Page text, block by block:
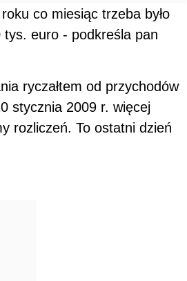
co miesiąc trzeba było
euro - podkreśla pan
ryczałtem od przychodów
stycznia 2009 r. więcej
rozliczeń. To ostatni dzień